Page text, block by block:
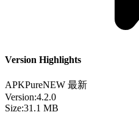
Version Highlights
APKPureNEW 最新
Version:4.2.0
Size:31.1 MB